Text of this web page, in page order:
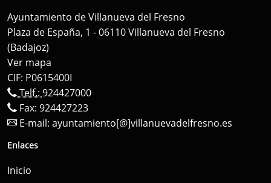
Ayuntamiento de Villanueva del Fresno
Plaza de España, 1 - 06110 Villanueva del Fresno
(Badajoz)
Ver mapa
CIF: P0615400I
Telf.: 924427000
Fax: 924427223
E-mail: ayuntamiento[@]villanuevadelfresno.es
Enlaces
Inicio